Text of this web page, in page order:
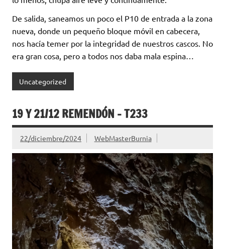
De salida, saneamos un poco el P10 de entrada a la zona
nueva, donde un pequeño bloque móvil en cabecera,
nos hacía temer por la integridad de nuestros cascos. No
era gran cosa, pero a todos nos daba mala espina…
Uncategorized
19 Y 21/12 REMENDÓN – T233
22/diciembre/2024 WebMasterBurnia